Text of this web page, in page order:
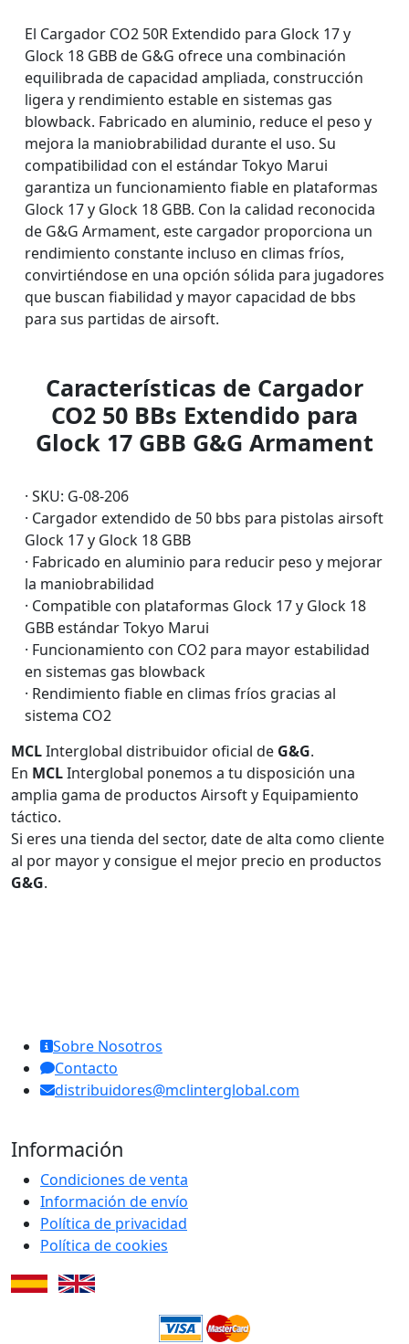
El Cargador CO2 50R Extendido para Glock 17 y
Glock 18 GBB de G&G ofrece una combinación
equilibrada de capacidad ampliada, construcción
ligera y rendimiento estable en sistemas gas
blowback. Fabricado en aluminio, reduce el peso y
mejora la maniobrabilidad durante el uso. Su
compatibilidad con el estándar Tokyo Marui
garantiza un funcionamiento fiable en plataformas
Glock 17 y Glock 18 GBB. Con la calidad reconocida
de G&G Armament, este cargador proporciona un
rendimiento constante incluso en climas fríos,
convirtiéndose en una opción sólida para jugadores
que buscan fiabilidad y mayor capacidad de bbs
para sus partidas de airsoft.
Características de Cargador
CO2 50 BBs Extendido para
Glock 17 GBB G&G Armament
· SKU: G-08-206
· Cargador extendido de 50 bbs para pistolas airsoft
Glock 17 y Glock 18 GBB
· Fabricado en aluminio para reducir peso y mejorar
la maniobrabilidad
· Compatible con plataformas Glock 17 y Glock 18
GBB estándar Tokyo Marui
· Funcionamiento con CO2 para mayor estabilidad
en sistemas gas blowback
· Rendimiento fiable en climas fríos gracias al
sistema CO2
MCLInterglobal distribuidor oficial de G&G.
En MCLInterglobal ponemos a tu disposición una
amplia gama de productos Airsoft y Equipamiento
táctico.
Si eres una tienda del sector, date de alta como cliente
al por mayor y consigue el mejor precio en productos
G&G.
Sobre Nosotros
Contacto
distribuidores@mclinterglobal.com
Información
Condiciones de venta
Información de envío
Política de privacidad
Política de cookies